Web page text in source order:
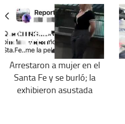
Arrestaron a mujer en el
Santa Fe y se burló; la
exhibieron asustada